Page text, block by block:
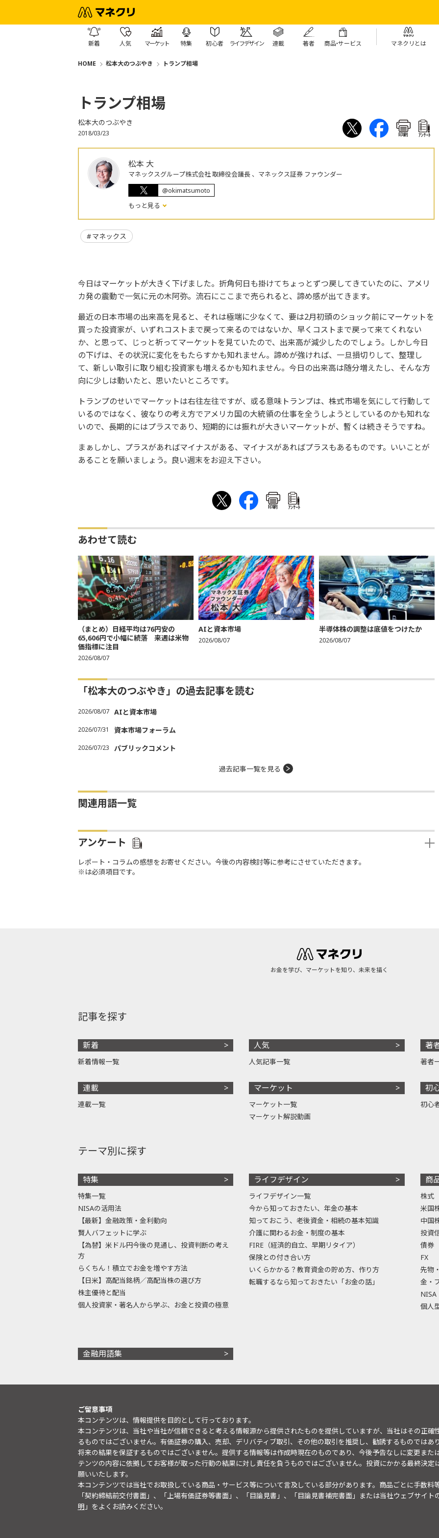
新着 人気 マーケット 特集 初心者 ライフデザイン 連載 著者 商品・サービス マネクリとは
HOME 松本大のつぶやき トランプ相場
トランプ相場
松本大のつぶやき
2018/03/23 印刷 ｱﾝｹｰﾄ
松本 大
マネックスグループ株式会社 取締役会議長 、マネックス証券 ファウンダー
@okimatsumoto
もっと見る
マネックス
今日はマーケットが大きく下げました。折角何日も掛けてちょっとずつ戻してきていたのに、アメリ
カ発の震動で一気に元の木阿弥。流石にここまで売られると、諦め感が出てきます。
最近の日本市場の出来高を見ると、それは極端に少なくて、要は2月初頭のショック前にマーケットを
買った投資家が、いずれコストまで戻って来るのではないか、早くコストまで戻って来てくれない
か、と思って、じっと祈ってマーケットを見ていたので、出来高が減少したのでしょう。しかし今日
の下げは、その状況に変化をもたらすかも知れません。諦めが強ければ、一旦損切りして、整理し
て、新しい取引に取り組む投資家も増えるかも知れません。今日の出来高は随分増えたし、そんな方
向に少しは動いたと、思いたいところです。
トランプのせいでマーケットは右往左往ですが、或る意味トランプは、株式市場を気にして行動して
いるのではなく、彼なりの考え方でアメリカ国の大統領の仕事を全うしようとしているのかも知れな
いので、長期的にはプラスであり、短期的には振れが大きいマーケットが、暫くは続きそうですね。
まぁしかし、プラスがあればマイナスがある、マイナスがあればプラスもあるものです。いいことが
あることを願いましょう。良い週末をお迎え下さい。
印刷 ｱﾝｹｰﾄ
あわせて読む
（まとめ）日経平均は76円安の
65,606円で小幅に続落 来週は米物
価指標に注目
2026/08/07
AIと資本市場
2026/08/07
半導体株の調整は底値をつけたか
2026/08/07
「松本大のつぶやき」の過去記事を読む
2026/08/07 AIと資本市場
2026/07/31 資本市場フォーラム
2026/07/23 パブリックコメント
過去記事一覧を見る
関連用語一覧
アンケート
レポート・コラムの感想をお寄せください。今後の内容検討等に参考にさせていただきます。
※は必須項目です。
お金を学び、マーケットを知り、未来を描く
記事を探す
新着
新着情報一覧
連載
連載一覧
人気
人気記事一覧
マーケット
マーケット一覧
マーケット解説動画
著
著者
初
初心
テーマ別に探す
特集
特集一覧
NISAの活用法
【最新】金融政策・金利動向
賢人バフェットに学ぶ
【為替】米ドル円今後の見通し、投資判断の考え
方
らくちん！積立でお金を増やす方法
【日米】高配当銘柄／高配当株の選び方
株主優待と配当
個人投資家・著名人から学ぶ、お金と投資の極意
ライフデザイン
ライフデザイン一覧
今から知っておきたい、年金の基本
知っておこう、老後資金・相続の基本知識
介護に関わるお金・制度の基本
FIRE（経済的自立、早期リタイア）
保険との付き合い方
いくらかかる？教育資金の貯め方、作り方
転職するなら知っておきたい「お金の話」
商
株式
米国
中国
投資
債券
FX
先物
金・
NISA
個人
金融用語集
ご留意事項
本コンテンツは、情報提供を目的として行っております。
本コンテンツは、当社や当社が信頼できると考える情報源から提供されたものを提供していますが、当社はその正
るものではございません。有価証券の購入、売却、デリバティブ取引、その他の取引を推奨し、勧誘するものではあ
将来の結果を保証するものではございません。提供する情報等は作成時現在のものであり、今後予告なしに変更また
テンツの内容に依拠してお客様が取った行動の結果に対し責任を負うものではございません。投資にかかる最終決
願いいたします。
本コンテンツでは当社でお取扱している商品・サービス等について言及している部分があります。商品ごとに手数料
「契約締結前交付書面」、「上場有価証券等書面」、「目論見書」、「目論見書補完書面」または当社ウェブサイト
明 」をよくお読みください。